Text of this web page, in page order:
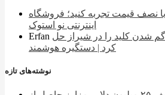
با نصف قیمت تجربه کنید؛ فروشگاه
اینترنتی نو استوک
Erfan شدن کلید را در شیراز حل
کرد | دستگیره هوشمند
نوشته‌های تازه